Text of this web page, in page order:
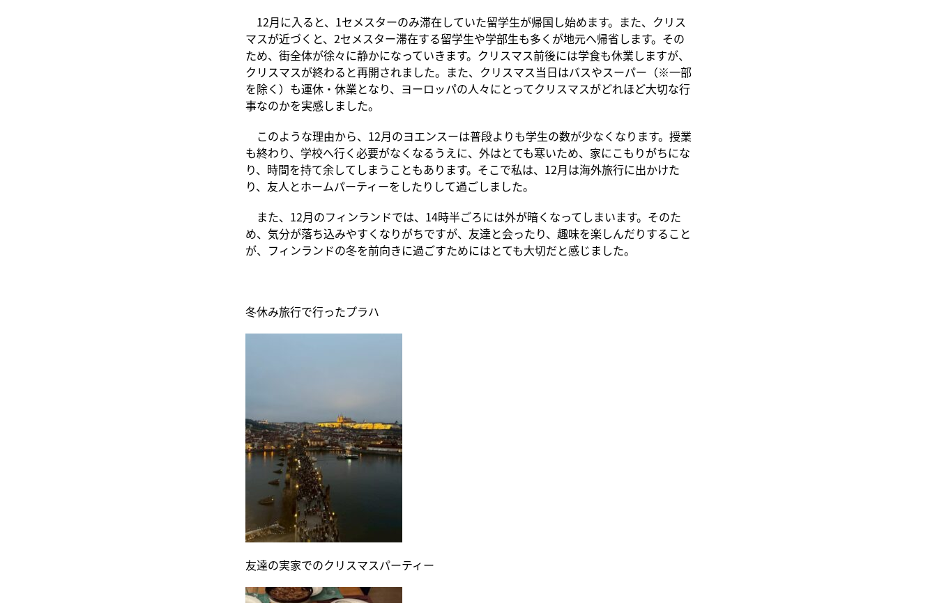
12月に入ると、1セメスターのみ滞在していた留学生が帰国し始めます。また、クリス
マスが近づくと、2セメスター滞在する留学生や学部生も多くが地元へ帰省します。その
ため、街全体が徐々に静かになっていきます。クリスマス前後には学食も休業しますが、
クリスマスが終わると再開されました。また、クリスマス当日はバスやスーパー（※一部
を除く）も運休・休業となり、ヨーロッパの人々にとってクリスマスがどれほど大切な行
事なのかを実感しました。
このような理由から、12月のヨエンスーは普段よりも学生の数が少なくなります。授業
も終わり、学校へ行く必要がなくなるうえに、外はとても寒いため、家にこもりがちにな
り、時間を持て余してしまうこともあります。そこで私は、12月は海外旅行に出かけた
り、友人とホームパーティーをしたりして過ごしました。
また、12月のフィンランドでは、14時半ごろには外が暗くなってしまいます。そのた
め、気分が落ち込みやすくなりがちですが、友達と会ったり、趣味を楽しんだりすること
が、フィンランドの冬を前向きに過ごすためにはとても大切だと感じました。
冬休み旅行で行ったプラハ
友達の実家でのクリスマスパーティー